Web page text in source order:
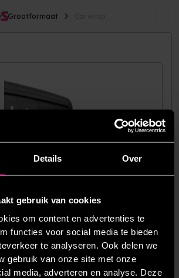
Details Over
gebruik van cookies
om content en advertenties te
functies voor social media te bieden
te analyseren. Ook delen we
gebruik van onze site met onze
media, adverteren en analyse. Deze
Grootformaat
3M™ IJ280 (Carwrapfolie)
3M® 8428G (Carwrap laminaat)